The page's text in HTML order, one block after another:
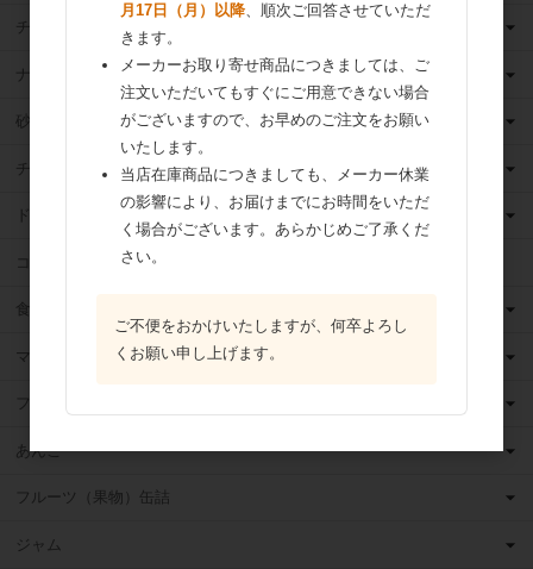
チーズ
ナッツ
砂糖
チョコレート
ドライフルーツ
食用油
マーガリン
フィリング
あんこ
フルーツ（果物）缶詰
ジャム
月17日（月）以降、順次ご回答させていただ
きます。
メーカーお取り寄せ商品につきましては、ご
注文いただいてもすぐにご用意できない場合
がございますので、お早めのご注文をお願い
いたします。
当店在庫商品につきましても、メーカー休業
の影響により、お届けまでにお時間をいただ
く場合がございます。あらかじめご了承くだ
さい。
ご不便をおかけいたしますが、何卒よろし
くお願い申し上げます。